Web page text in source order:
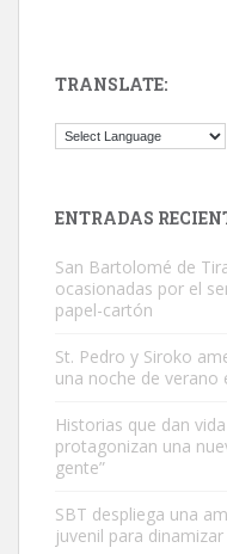
El ayuntamiento se va a
Este gato macho ha
es muy manso y
Leales.org » Gran Canaria
TRANSLATE:
ENTRADAS
San Bartolomé de
ocasionadas por el
papel-cartón
St. Pedro y Siroko
una noche de verano
Historias que dan
protagonizan una
gente”
SBT despliega una
juvenil para